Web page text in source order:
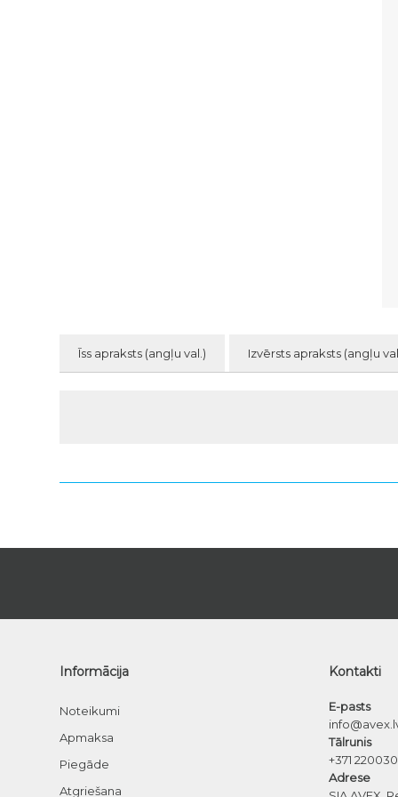
Īss apraksts (angļu val.) Izvērsts apraksts (angļu
Informācija
Noteikumi
Apmaksa
Piegāde
Atgriešana
Kontakti
E-pasts
Tālrunis
+371
Adrese